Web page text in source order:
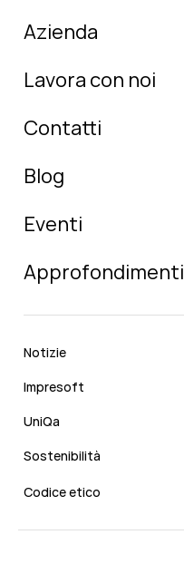
Azienda
Lavora con noi
Contatti
Blog
Eventi
Approfondimenti
Notizie
Impresoft
UniQa
Sostenibilità
Codice etico